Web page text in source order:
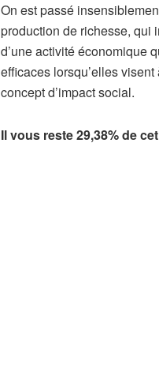
On est passé
production de richesse, qui
d’une activité économique
efficaces lorsqu’elles
concept d’impact social.
Il vous reste 29,38% de